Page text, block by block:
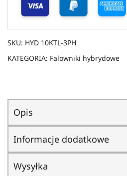
SKU: HYD 10KTL-3PH
KATEGORIA: Falowniki hybrydowe
Opis
Informacje dodatkowe
Wysyłka